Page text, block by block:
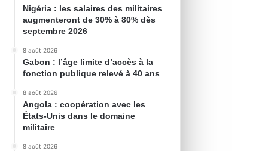
Nigéria : les salaires des militaires
augmenteront de 30% à 80% dès
septembre 2026
8 août 2026
Gabon : l’âge limite d’accès à la
fonction publique relevé à 40 ans
8 août 2026
Angola : coopération avec les
États-Unis dans le domaine
militaire
8 août 2026